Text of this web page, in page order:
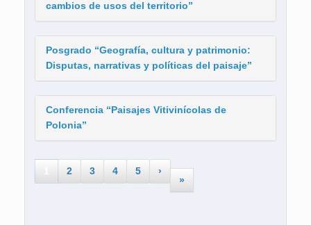
cambios de usos del territorio”
Posgrado “Geografía, cultura y patrimonio:
Disputas, narrativas y políticas del paisaje”
Conferencia “Paisajes Vitivinícolas de
Polonia”
2 3 4 5
›
»